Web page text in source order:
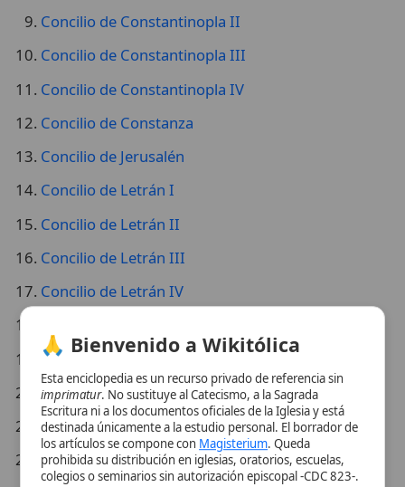
Concilio de Constantinopla IV
Concilio de Constanza
Concilio de Letrán III
Concilio de Letrán IV
Concilio de Letrán V
Concilio de Lyon I
Concilio de Lyon II
Concilio de Nicea I
Concilio de Nicea II
Concilio de Orange I
Concilio de Orange II
Concilio de Pavía
🙏 Bienvenido a Wikitólica
imprimatur. No sustituye al Catecismo, a la Sagrada
Escritura ni a los documentos oficiales de la Iglesia y está
los artículos se compone con
Magisterium. Queda
prohibida su distribución en iglesias, oratorios, escuelas,
Se insta a consultar siempre las fuentes referenciadas y a
colaborar en la perfección de los artículos mediante el uso
del menú superior. Entrando a la enciclopedia confirma que
ha leído y acepta expresamente lapolítica de privacidady el
aviso legal.
Aceptar y Entrar